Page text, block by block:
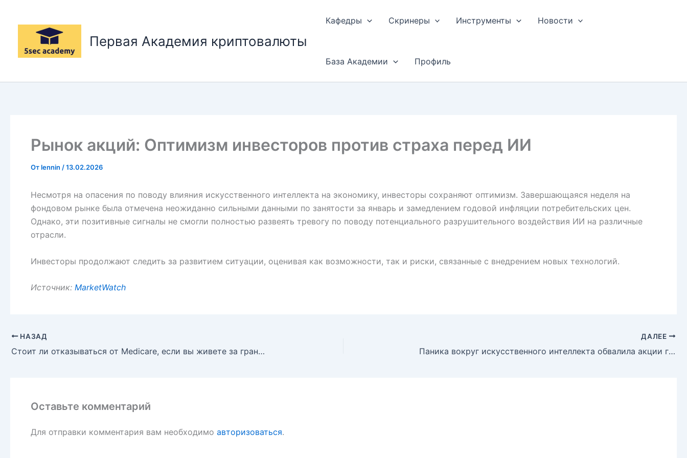
содержимому
Первая Академия криптовалюты
Кафедры Скринеры Инструменты Новости
База Академии Профиль
Рынок акций: Оптимизм инвесторов против страха перед ИИ
Отlennin /13.02.2026
Несмотря на опасения по поводу влияния искусственного интеллекта на экономику, инвесторы сохраняют оптимизм. Завершающаяся неделя на
фондовом рынке была отмечена неожиданно сильными данными по занятости за январь и замедлением годовой инфляции потребительских цен.
Однако, эти позитивные сигналы не смогли полностью развеять тревогу по поводу потенциального разрушительного воздействия ИИ на различные
отрасли.
Инвесторы продолжают следить за развитием ситуации, оценивая как возможности, так и риски, связанные с внедрением новых технологий.
Источник: MarketWatch
НАЗАД
Стоит ли отказываться от Medicare, если вы живете за границей?
ДАЛЕЕ
Паника вокруг искусственного интеллекта обвалила акции грузоперевозчиков: эксперты видят шанс для покупки
Оставьте комментарий
Для отправки комментария вам необходимо авторизоваться.